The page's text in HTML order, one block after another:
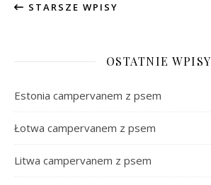
STARSZE WPISY
OSTATNIE WPISY
Estonia campervanem z psem
Łotwa campervanem z psem
Litwa campervanem z psem